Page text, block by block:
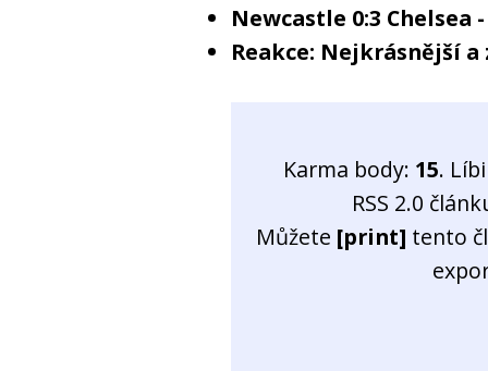
Newcastle 0:3
Reakce: Nejkrásnější
Karma body: 15.
RSS 2.0
Můžete [print] tento